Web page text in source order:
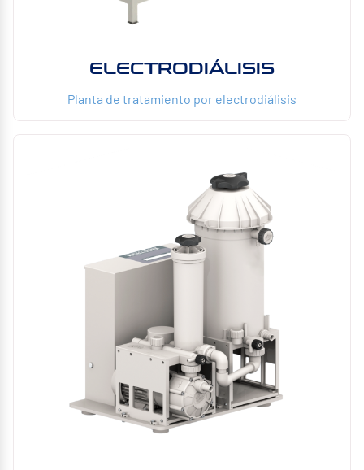
ELECTRODIÁLISIS
Planta de tratamiento por electrodiálisis